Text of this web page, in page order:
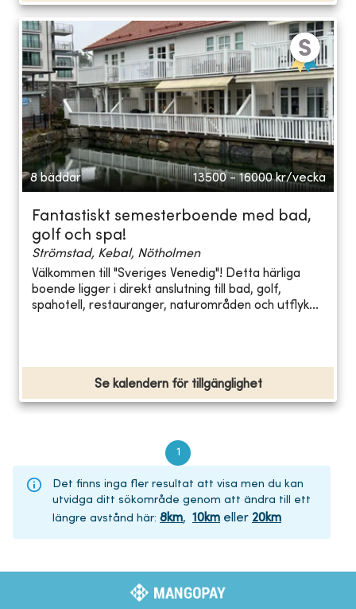
8 bäddar 13500 - 16000 kr/vecka
Fantastiskt semesterboende med bad,
golf och spa!
Strömstad, Kebal, Nötholmen
Välkommen till "Sveriges Venedig"! Detta härliga
boende ligger i direkt anslutning till bad, golf,
spahotell, restauranger, naturområden och utflyk...
Se kalendern för tillgänglighet
1
Det finns inga fler resultat att visa men du kan
utvidga ditt sökområde genom att ändra till ett
längre avstånd här: 8km, 10km eller 20km